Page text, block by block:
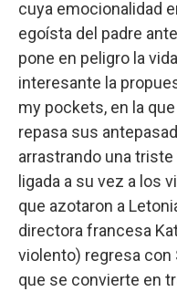
cuya emocionalidad
egoísta del padre
pone en peligro la
interesante la
my pockets, en la
repasa sus
arrastrando una
ligada a su vez a los
que azotaron a
directora francesa
violento) regresa con
que se convierte en